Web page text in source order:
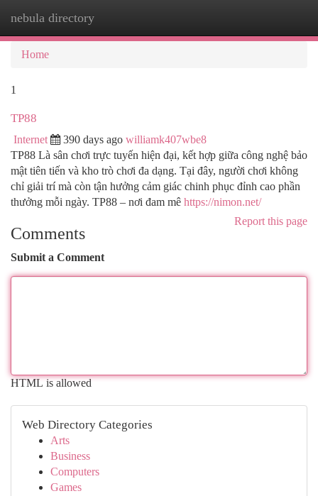
nebula directory
Home
1
TP88
Internet 390 days ago williamk407wbe8
TP88 Là sân chơi trực tuyến hiện đại, kết hợp giữa công nghệ bảo
mật tiên tiến và kho trò chơi đa dạng. Tại đây, người chơi không
chỉ giải trí mà còn tận hưởng cảm giác chinh phục đỉnh cao phần
thưởng mỗi ngày. TP88 – nơi đam mê https://nimon.net/
Report this page
Comments
Submit a Comment
HTML is allowed
Web Directory Categories
Arts
Business
Computers
Games